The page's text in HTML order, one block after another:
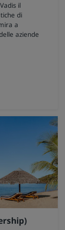
il
di
a
aziende
Silver ci
prese in